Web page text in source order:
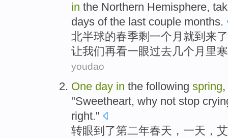
in the Northern Hemisphere,
days ofthe last couple months.
北半球的春季剩 一个 月 就到来
让我们再看一眼过去几个月里
youdao
One day in the following spring,
"Sweetheart, why not stop
right."
转眼到了第二年春天 ， 一天 ， 艾